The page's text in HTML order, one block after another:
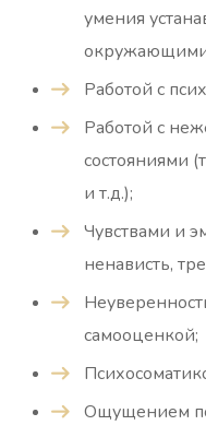
умения
Работой с
Работой с
состояниями
и т.д.);
Чувствами и
ненависть,
самооценкой;
Ощущением